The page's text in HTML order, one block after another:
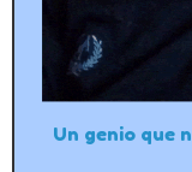
Un genio que